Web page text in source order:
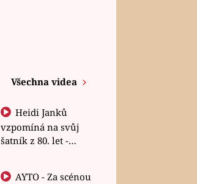
Všechna videa
Heidi Janků
vzpomíná na svůj
šatník z 80. let -